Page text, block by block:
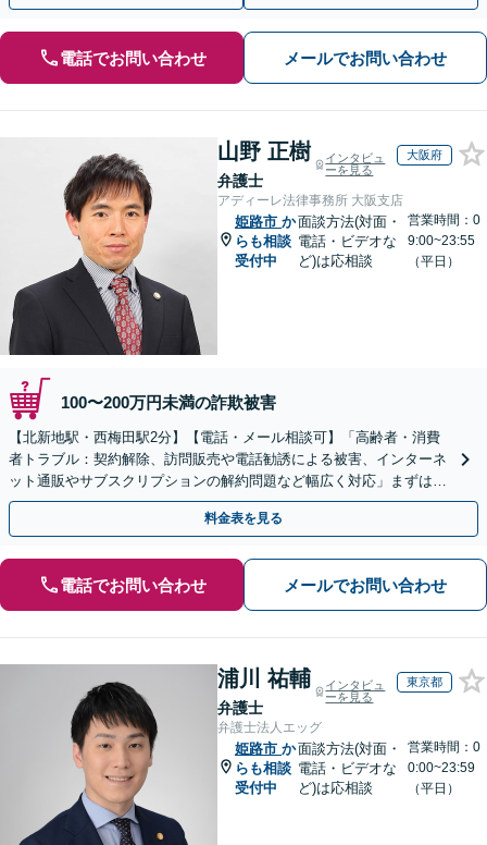
電話でお問い合わせ メールでお問い合わせ
山野 正樹
弁護士
インタビュ
ーを見る
大阪府
アディーレ法律事務所 大阪支店
姫路市 か
らも相談
受付中
面談方法(対面・
電話・ビデオな
ど)は応相談
営業時間：0
9:00~23:55
（平日）
100〜200万円未満の詐欺被害
【北新地駅・西梅田駅2分】【電話・メール相談可】「高齢者・消費
者トラブル：契約解除、訪問販売や電話勧誘による被害、インターネ
ット通販やサブスクリプションの解約問題など幅広く対応」まずは一
度ご相談ください【休日・夜間相談可】
料金表を見る
電話でお問い合わせ メールでお問い合わせ
浦川 祐輔
弁護士
インタビュ
ーを見る
東京都
弁護士法人エッグ
姫路市 か
らも相談
受付中
面談方法(対面・
電話・ビデオな
ど)は応相談
営業時間：0
0:00~23:59
（平日）